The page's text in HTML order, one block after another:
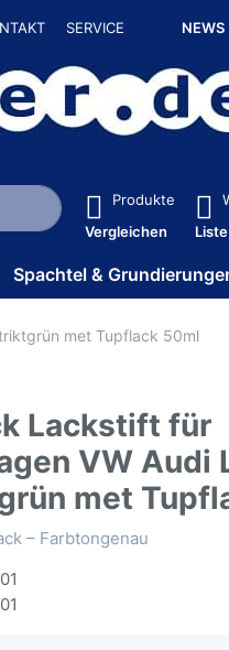
SERVICE NEWS
erste Ergebnisse.
Produkte
Vergleichen
Liste
Spachtel &
met Tupflack 50ml
Lackstift für
VW Audi
met
– Farbtongenau